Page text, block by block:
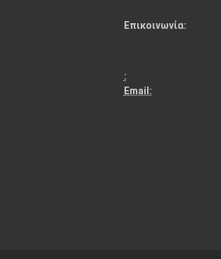
Επικοινωνία:
:
Email: